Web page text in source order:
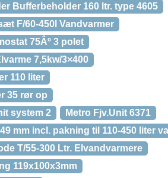
Bufferbeholder 160 ltr. type 4605
F/60-450l Vandvarmer
75Âº 3 polet
7,5kw/3×400
110 liter
35 rør op
system 2
Metro Fjv.Unit 6371
mm incl. pakning til 110-450 liter
T/55-300 Ltr. Elvandvarmere
119x100x3mm